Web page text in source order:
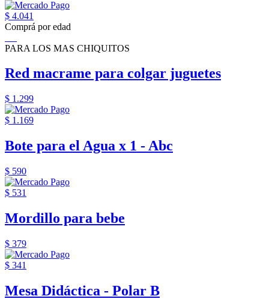
$ 4.041
Comprá por edad
PARA LOS MAS CHIQUITOS
Red macrame para colgar juguetes
$ 1.299
$ 1.169
Bote para el Agua x 1 - Abc
$ 590
$ 531
Mordillo para bebe
$ 379
$ 341
Mesa Didáctica - Polar B